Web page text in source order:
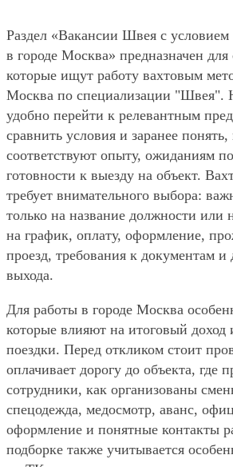
Раздел «Вакансии Швея с
в городе Москва» предназначен для
которые ищут работу вахтовым
Москва по специализации "Швея".
удобно перейти к релевантным
сравнить условия и заранее
соответствуют опыту, ожиданиям
готовности к выезду на объект.
требует внимательного выбора:
только на название должности или
на график, оплату, оформление,
проезд, требования к документам и
выхода.
Для работы в городе Москва
которые влияют на итоговый доход
поездки. Перед откликом стоит
оплачивает дорогу до объекта, где
сотрудники, как организованы
спецодежда, медосмотр, аванс,
оформление и понятные контакты
подборке также учитывается